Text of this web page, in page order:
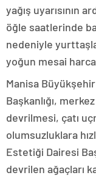
yağış uyarısının
öğle saatlerinde
nedeniyle
yoğun mesai
Manisa
Başkanlığı,
devrilmesi, çatı
olumsuzluklara
Estetiği Dairesi
devrilen ağaçları